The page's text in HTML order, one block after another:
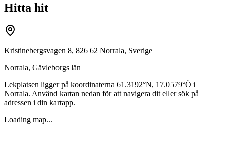
Hitta hit
Kristinebergsvagen 8, 826 62 Norrala, Sverige
Norrala, Gävleborgs län
Lekplatsen ligger på koordinaterna 61.3192°N, 17.0579°Ö i
Norrala. Använd kartan nedan för att navigera dit eller sök på
adressen i din kartapp.
Loading map...